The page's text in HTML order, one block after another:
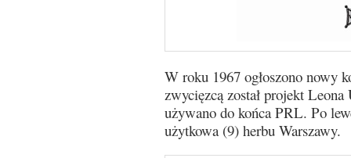
W roku 1967 ogłoszono nowy
zwycięzcą został projekt
używano do końca PRL. Po
użytkowa (9) herbu Warszawy.